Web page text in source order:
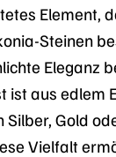
Element,
Steinen
Eleganz
ist aus edlem
Gold
Vielfalt